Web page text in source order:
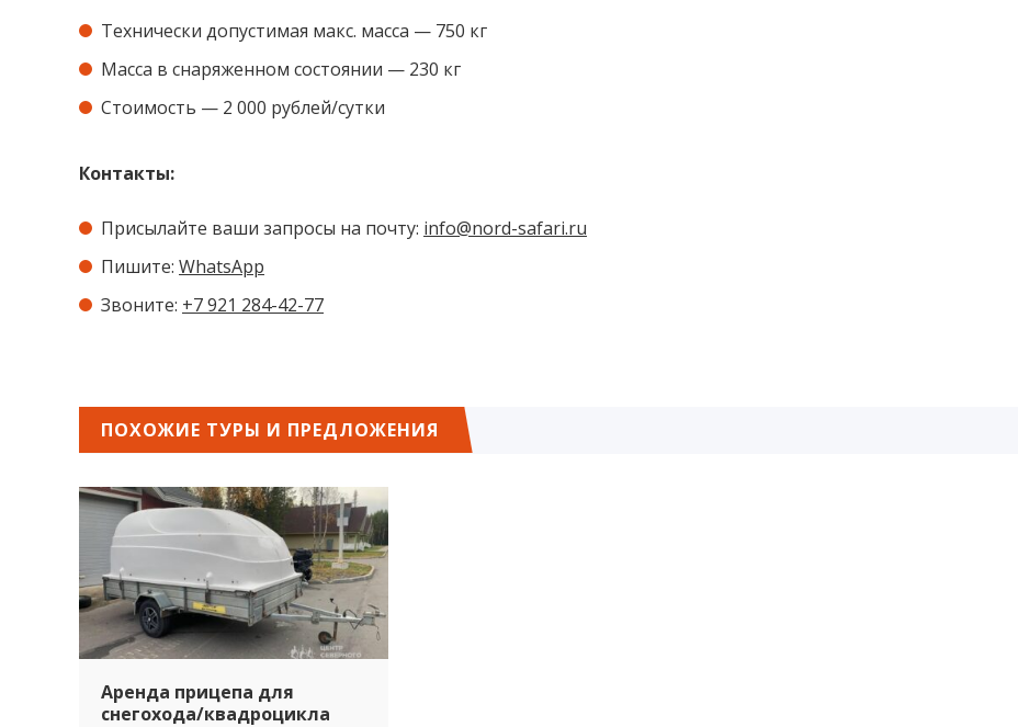
Технически допустимая макс. масса — 750 кг
Масса в снаряженном состоянии — 230 кг
Стоимость — 2 000 рублей/сутки
Контакты:
Присылайте ваши запросы на почту: info@nord-safari.ru
Пишите: WhatsApp
Звоните: +7 921 284-42-77
ПОХОЖИЕ ТУРЫ И ПРЕДЛОЖЕНИЯ
Аренда прицепа для
снегохода/квадроцикла